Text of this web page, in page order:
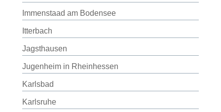
Immenstaad am Bodensee
Itterbach
Jagsthausen
Jugenheim in Rheinhessen
Karlsbad
Karlsruhe